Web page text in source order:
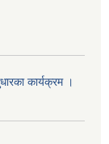
कार्यक्रम ।